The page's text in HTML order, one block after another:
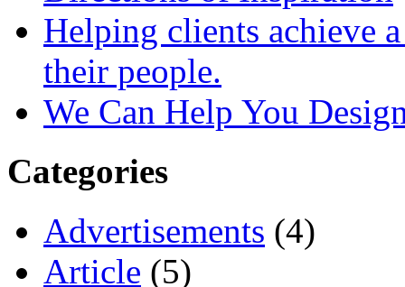
Helping clients achieve
their people.
We Can Help You
Categories
Advertisements (4)
Article (5)